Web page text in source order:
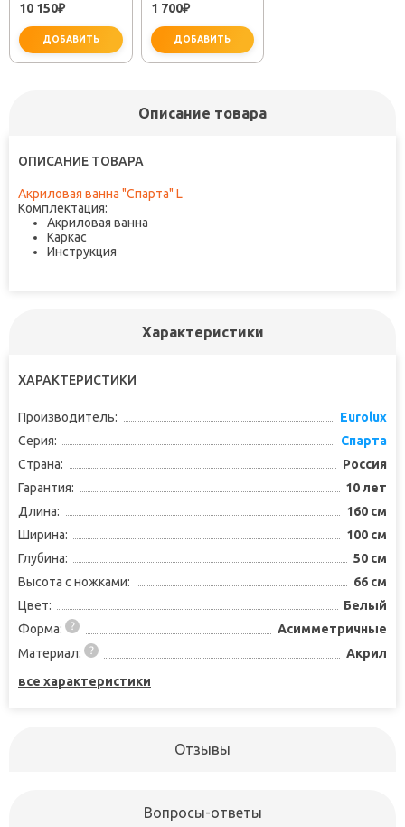
не забудьте купить
LM1151C"
10 150₽
ДОБАВИТЬ
не забудьте купить
1 700₽
ДОБАВИТЬ
Описание товара
ОПИСАНИЕ ТОВАРА
Акриловая ванна "Спарта" L
Комплектация:
Акриловая ванна
Каркас
Инструкция
Характеристики
ХАРАКТЕРИСТИКИ
Производитель:
Eurolux
Серия:
Спарта
Страна:
Россия
Гарантия:
10 лет
Длина:
160 см
Ширина:
100 см
Глубина:
50 см
Высота с ножками:
66 см
Цвет:
Белый
Форма:
Асимметричные
Материал:
Акрил
все характеристики
Отзывы
Вопросы-ответы